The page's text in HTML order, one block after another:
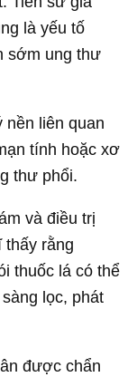
là yếu tố
sớm ung thư
nền liên quan
tính hoặc xơ
thư phổi.
và điều trị
thấy rằng
thuốc lá có thể
lọc, phát
được chẩn